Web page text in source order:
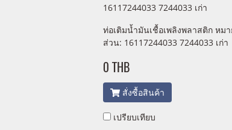
16117244033 7244033 เก่า
ท่อเติมน้ำมันเชื้อเพลิงพลาสติก หม
ส่วน: 16117244033 7244033 เก่า
0 THB
สั่งซื้อสินค้า
เปรียบเทียบ